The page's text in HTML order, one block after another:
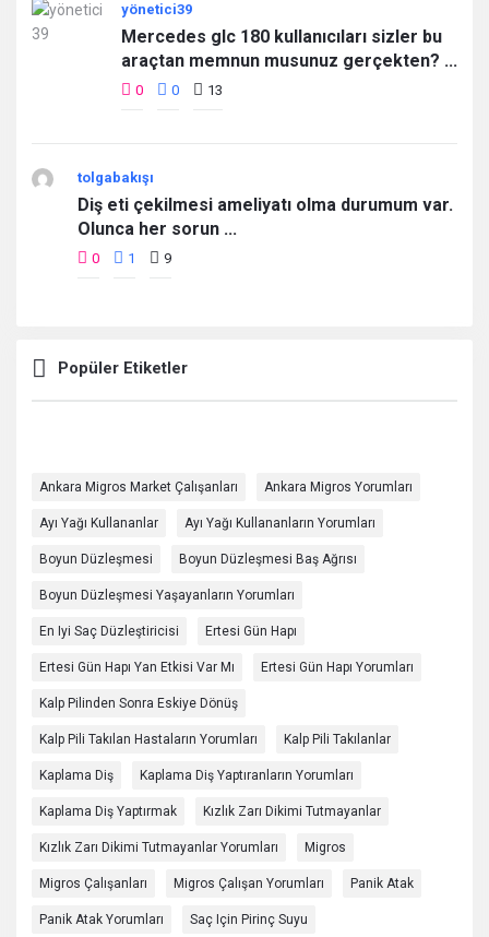
yönetici39
Mercedes glc 180 kullanıcıları sizler bu
araçtan memnun musunuz gerçekten? ...
0 0 13
tolgabakışı
Diş eti çekilmesi ameliyatı olma durumum var.
Olunca her sorun ...
0 1 9
Popüler Etiketler
Ankara Migros Market Çalışanları Ankara Migros Yorumları
Ayı Yağı Kullananlar Ayı Yağı Kullananların Yorumları
Boyun Düzleşmesi Boyun Düzleşmesi Baş Ağrısı
Boyun Düzleşmesi Yaşayanların Yorumları
En Iyi Saç Düzleştiricisi Ertesi Gün Hapı
Ertesi Gün Hapı Yan Etkisi Var Mı Ertesi Gün Hapı Yorumları
Kalp Pilinden Sonra Eskiye Dönüş
Kalp Pili Takılan Hastaların Yorumları Kalp Pili Takılanlar
Kaplama Diş Kaplama Diş Yaptıranların Yorumları
Kaplama Diş Yaptırmak Kızlık Zarı Dikimi Tutmayanlar
Kızlık Zarı Dikimi Tutmayanlar Yorumları Migros
Migros Çalışanları Migros Çalışan Yorumları Panik Atak
Panik Atak Yorumları Saç Için Pirinç Suyu